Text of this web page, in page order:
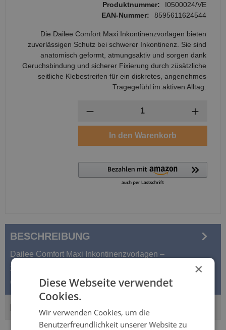
Produktnummer:
I0500024/VE
EAN-Nummer:
8595611624544
Die Dailee Comfort Maxi Inkontinenzvorlagen bieten
zuverlässigen Schutz bei schwerer Inkontinenz. Sie sind
anatomisch geformt, atmungsaktiv und sorgen dank
Geruchsbindung und sicherer Fixierung durch züsätzliche
seitliche Klebestreifen für ein diskretes, angenehmes
Tragegefühl im aktiven Alltag.
In den Warenkorb
BESCHREIBUNG
Dailee Comfort Maxi Inkontinenzvorlagen –
zuverlässiger Schutz für einen aktiven Alltag Die Dailee
Comfort Maxi Inkontinenz…Mehr
BEWERTUNGEN
×
Diese Webseite verwendet
Cookies.
Wir verwenden Cookies, um die
Benutzerfreundlichkeit unserer Website zu